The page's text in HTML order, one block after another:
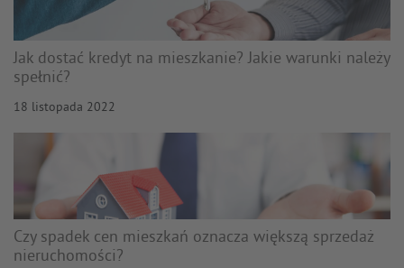
Jak dostać kredyt na mieszkanie? Jakie warunki należy
spełnić?
18 listopada 2022
Czy spadek cen mieszkań oznacza większą sprzedaż
nieruchomości?